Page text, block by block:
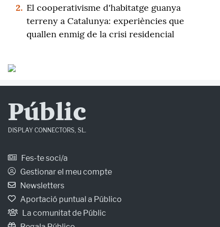
2. El cooperativisme d'habitatge guanya
terreny a Catalunya: experiències que
quallen enmig de la crisi residencial
Públic
DISPLAY CONNECTORS, SL.
Fes-te soci/a
Gestionar el meu compte
Newsletters
Aportació puntual a Público
La comunitat de Públic